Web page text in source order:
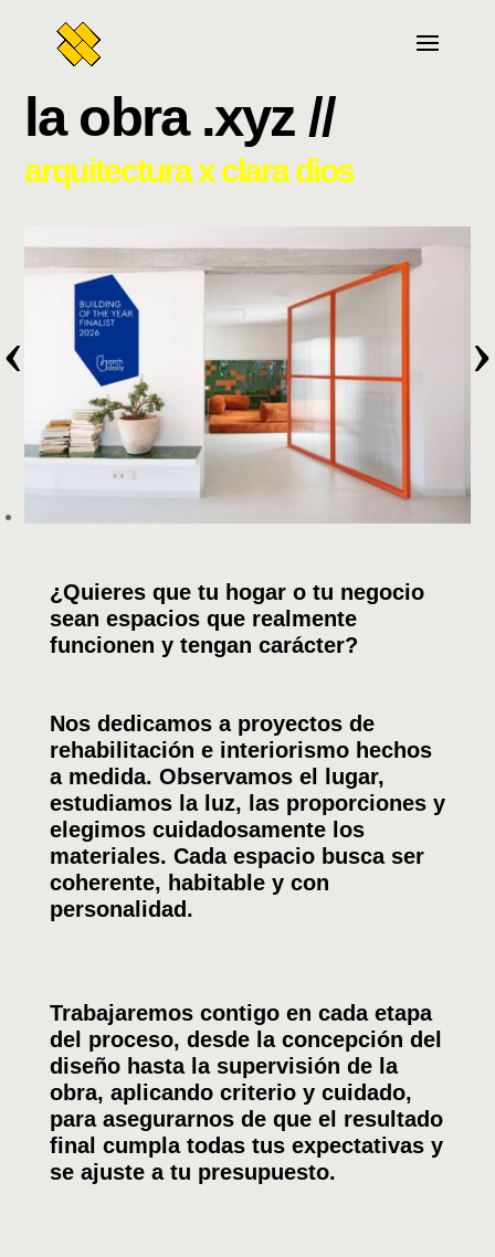
la obra .xyz //
arquitectura x clara dios
¿Quieres que tu hogar o tu negocio
sean espacios que realmente
funcionen y tengan carácter?
Nos dedicamos a proyectos de
rehabilitación e interiorismo hechos
a medida. Observamos el lugar,
estudiamos la luz, las proporciones y
elegimos cuidadosamente los
materiales. Cada espacio busca ser
coherente, habitable y con
personalidad.
Trabajaremos contigo en cada etapa
del proceso, desde la concepción del
diseño hasta la supervisión de la
obra, aplicando criterio y cuidado,
para asegurarnos de que el resultado
final cumpla todas tus expectativas y
se ajuste a tu presupuesto.